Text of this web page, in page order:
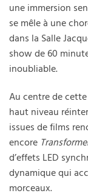
une immersion
se mêle à une
dans la Salle
show de 60
inoubliable.
Au centre de
haut niveau
issues de films
encore
d’effets LED
dynamique qui
morceaux.